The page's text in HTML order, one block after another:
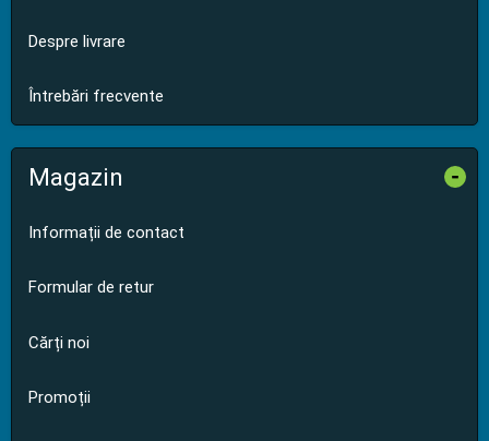
Despre livrare
Întrebări frecvente
Magazin -
Informații de contact
Formular de retur
Cărți noi
Promoții